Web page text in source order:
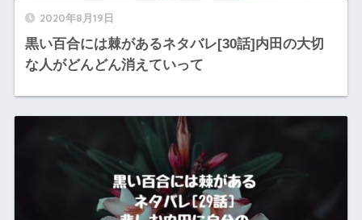
2020年8月19日
黒い百合には棘があるネタバレ[30話]内田の大切
な人がどんどん消えていって